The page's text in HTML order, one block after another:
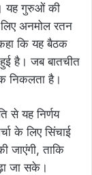
यह गुरुओं की
अनमोल रतन
कि यह बैठक
हुई है। जब बातचीत
निकलता है।
से यह निर्णय
के लिए सिंचाई
जाएंगी, ताकि
जा सके।